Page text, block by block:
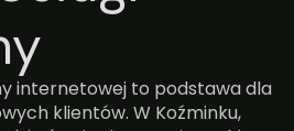
internetowej to podstawa dla
klientów. W Koźminku,